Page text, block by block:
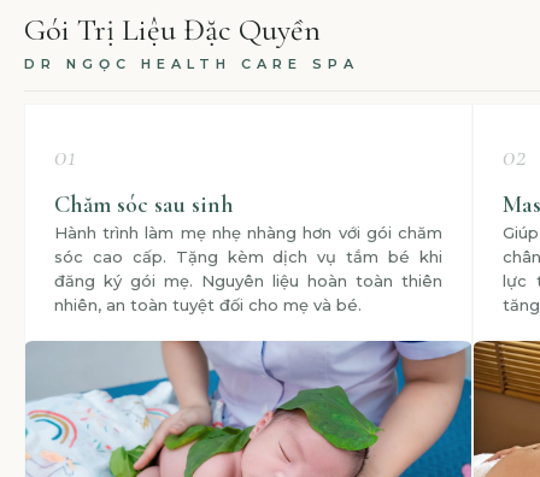
Gói Trị Liệu Đặc Quyền
DR NGỌC HEALTH CARE SPA
01
Chăm sóc sau sinh
Hành trình làm mẹ nhẹ nhàng hơn với gói chăm
sóc cao cấp. Tặng kèm dịch vụ tắm bé khi
đăng ký gói mẹ. Nguyên liệu hoàn toàn thiên
nhiên, an toàn tuyệt đối cho mẹ và bé.
02
lực